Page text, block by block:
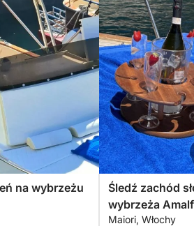
na wybrzeżu
Śledź zachód
wybrzeża
Maiori, Włochy